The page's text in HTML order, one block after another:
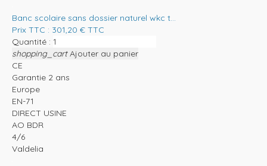
Banc scolaire sans dossier naturel wkc t...
Prix TTC : 301,20 € TTC
Quantité :
shopping_cart Ajouter au panier
CE
Garantie 2 ans
Europe
EN-71
DIRECT USINE
AO BDR
4/6
Valdelia